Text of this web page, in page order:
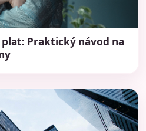
Praktický návod na